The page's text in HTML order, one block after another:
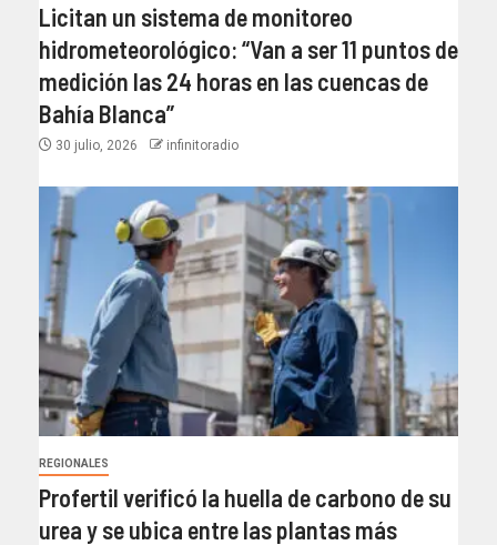
Licitan un sistema de monitoreo
hidrometeorológico: “Van a ser 11 puntos de
medición las 24 horas en las cuencas de
Bahía Blanca”​
30 julio, 2026 infinitoradio
REGIONALES
Profertil verificó la huella de carbono de su
urea y se ubica entre las plantas más